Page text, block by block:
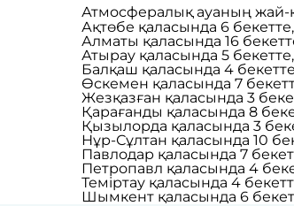
Атмосфералық ауаның жай-
Ақтөбе қаласында 6
Алматы қаласында 16
Атырау қаласында 5
Балқаш қаласында 4
Өскемен қаласында 7
Жезқазған қаласында 3
Қарағанды қаласында 8
Қызылорда қаласында 3
Нұр-Сұлтан қаласында 10
Павлодар қаласында 7
Петропавл қаласында 4
Теміртау қаласында 4
Шымкент қаласында 6